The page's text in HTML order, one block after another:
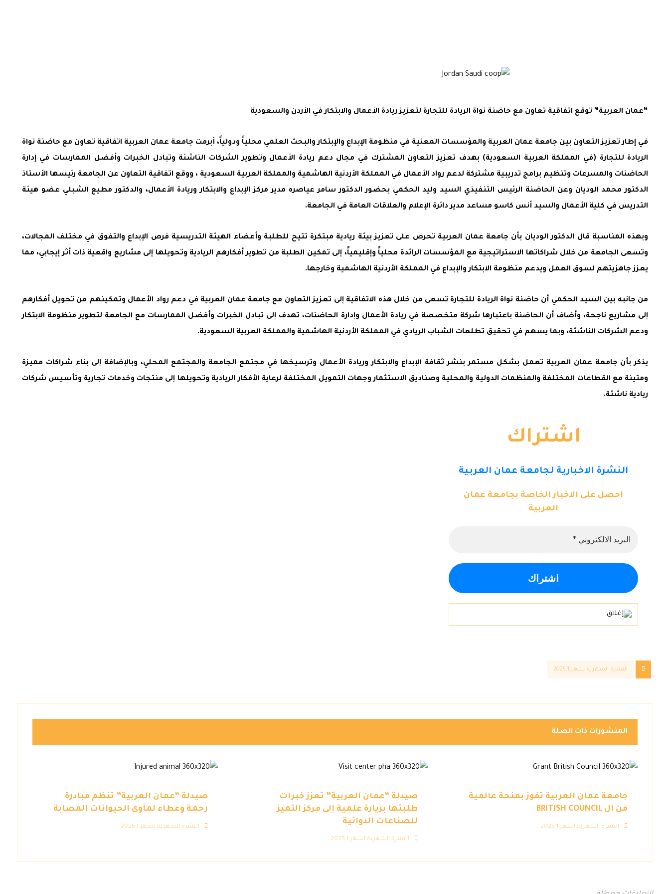
“عمان العربية” توقع اتفاقية تعاون مع حاضنة نواة الريادة للتجارة لتعزيز ريادة الأعمال والابتكار في الأردن والسعودية
في إطار تعزيز التعاون بين جامعة عمان العربية والمؤسسات المعنية في منظومة الإبداع والإبتكار والبحث العلمي محلياً ودولياً، أبرمت جامعة عمان العربية اتفاقية تعاون مع حاضنة نواة
الريادة للتجارة (في المملكة العربية السعودية) بهدف تعزيز التعاون المشترك في مجال دعم ريادة الأعمال وتطوير الشركات الناشئة وتبادل الخبرات وأفضل الممارسات في إدارة
الحاضنات والمسرعات وتنظيم برامج تدريبية مشتركة لدعم رواد الأعمال في المملكة الأردنية الهاشمية والمملكة العربية السعودية ، ووقع اتفاقية التعاون عن الجامعة رئيسها الأستاذ
الدكتور محمد الوديان وعن الحاضنة الرئيس التنفيذي السيد وليد الحكمي بحضور الدكتور سامر عياصره مدير مركز الإبداع والابتكار وريادة الأعمال، والدكتور مطيع الشبلي عضو هيئة
التدريس في كلية الأعمال والسيد أنس كاسو مساعد مدير دائرة الإعلام والعلاقات العامة في الجامعة.
وبهذه المناسبة قال الدكتور الوديان بأن جامعة عمان العربية تحرص على تعزيز بيئة ريادية مبتكرة تتيح للطلبة وأعضاء الهيئة التدريسية فرص الإبداع والتفوق في مختلف المجالات،
وتسعى الجامعة من خلال شراكاتها الاستراتيجية مع المؤسسات الرائدة محلياً وإقليمياً، إلى تمكين الطلبة من تطوير أفكارهم الريادية وتحويلها إلى مشاريع واقعية ذات أثر إيجابي، مما
يعزز جاهزيتهم لسوق العمل ويدعم منظومة الابتكار والإبداع في المملكة الأردنية الهاشمية وخارجها.
من جانبه بين السيد الحكمي أن حاضنة نواة الريادة للتجارة تسعى من خلال هذه الاتفاقية إلى تعزيز التعاون مع جامعة عمان العربية في دعم رواد الأعمال وتمكينهم من تحويل أفكارهم
إلى مشاريع ناجحة، وأضاف أن الحاضنة باعتبارها شركة متخصصة في ريادة الأعمال وإدارة الحاضنات، تهدف إلى تبادل الخبرات وأفضل الممارسات مع الجامعة لتطوير منظومة الابتكار
ودعم الشركات الناشئة، وبما يسهم في تحقيق تطلعات الشباب الريادي في المملكة الأردنية الهاشمية والمملكة العربية السعودية.
يذكر بأن جامعة عمان العربية تعمل بشكل مستمر بنشر ثقافة الإبداع والابتكار وريادة الأعمال وترسيخها في مجتمع الجامعة والمجتمع المحلي، وبالإضافة إلى بناء شراكات مميزة
ومتينة مع القطاعات المختلفة والمنظمات الدولية والمحلية وصناديق الاستثمار وجهات التمويل المختلفة لرعاية الأفكار الريادية وتحويلها إلى منتجات وخدمات تجارية وتأسيس شركات
ريادية ناشئة.
اشتراك
النشرة الاخبارية لجامعة عمان العربية
احصل على الاخبار الخاصة بجامعة عمان
العربية
النشرة الشهرية لشهر 1 2025
المنشورات ذات الصلة
جامعة عمان العربية تفوز بمنحة عالمية
من ال BRITISH COUNCIL
النشرة الشهرية لشهر 1 2025
صيدلة “عمان العربية” تعزز خبرات
طلبتها بزيارة علمية إلى مركز التميز
للصناعات الدوائية
النشرة الشهرية لشهر 1 2025
صيدلة “عمان العربية” تنظم مبادرة
رحمة وعطاء لمأوى الحيوانات المصابة
النشرة الشهرية لشهر 1 2025